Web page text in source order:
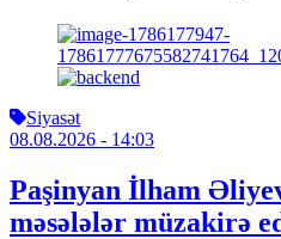
Siyasət
08.08.2026 - 14:03
Paşinyan İlham
məsələlər müzakirə